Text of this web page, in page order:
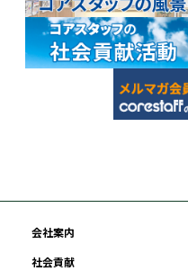
会社案内
社会貢献